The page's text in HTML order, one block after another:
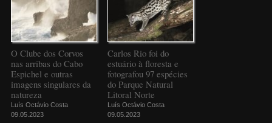
O Clube dos Corvos
nas arribas do Cabo
Espichel e outras
imagens singulares da
natureza
Luís Octávio Costa
09.05.2023
Carlos Rio foi do
estuário à floresta e
fotografou 97 espécies
do Parque Natural
Litoral Norte
Luís Octávio Costa
09.05.2023